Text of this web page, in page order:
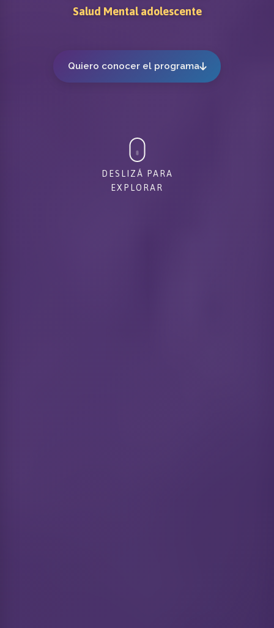
Salud Mental adolescente
Quiero conocer el programa
DESLIZÁ PARA
EXPLORAR